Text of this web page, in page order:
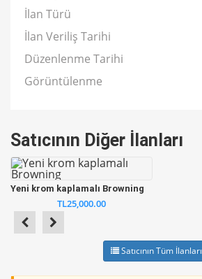
İlan Türü
İlan Veriliş Tarihi
Düzenlenme Tarihi
Görüntülenme
Satıcının Diğer İlanları
Yeni krom kaplamalı Browning
TL25,000.00
Satıcının Tüm İlanları